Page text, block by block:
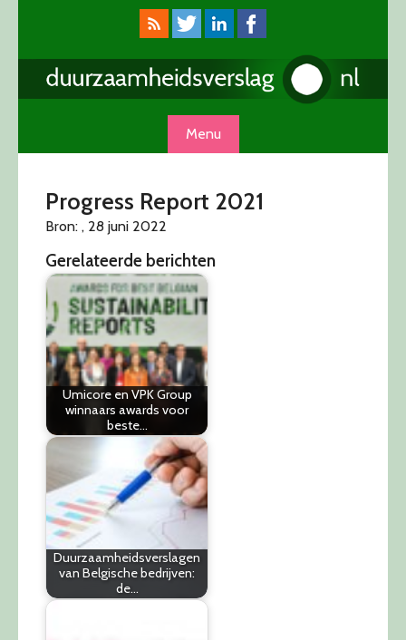
Menu
Progress Report 2021
Bron: , 28 juni 2022
Gerelateerde berichten
Umicore en VPK Group
winnaars awards voor
beste…
Duurzaamheidsverslagen
van Belgische bedrijven:
de…